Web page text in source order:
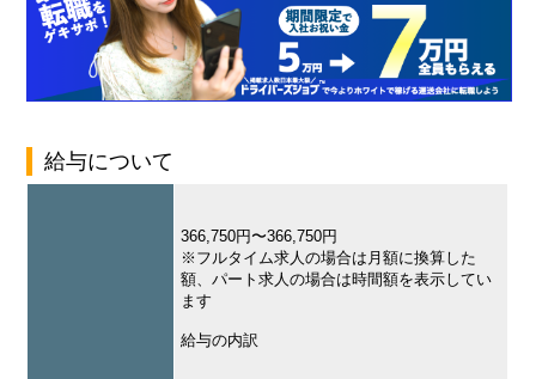
給与について
366,750円〜366,750円
※フルタイム求人の場合は月額に換算した
額、パート求人の場合は時間額を表示してい
ます
給与の内訳